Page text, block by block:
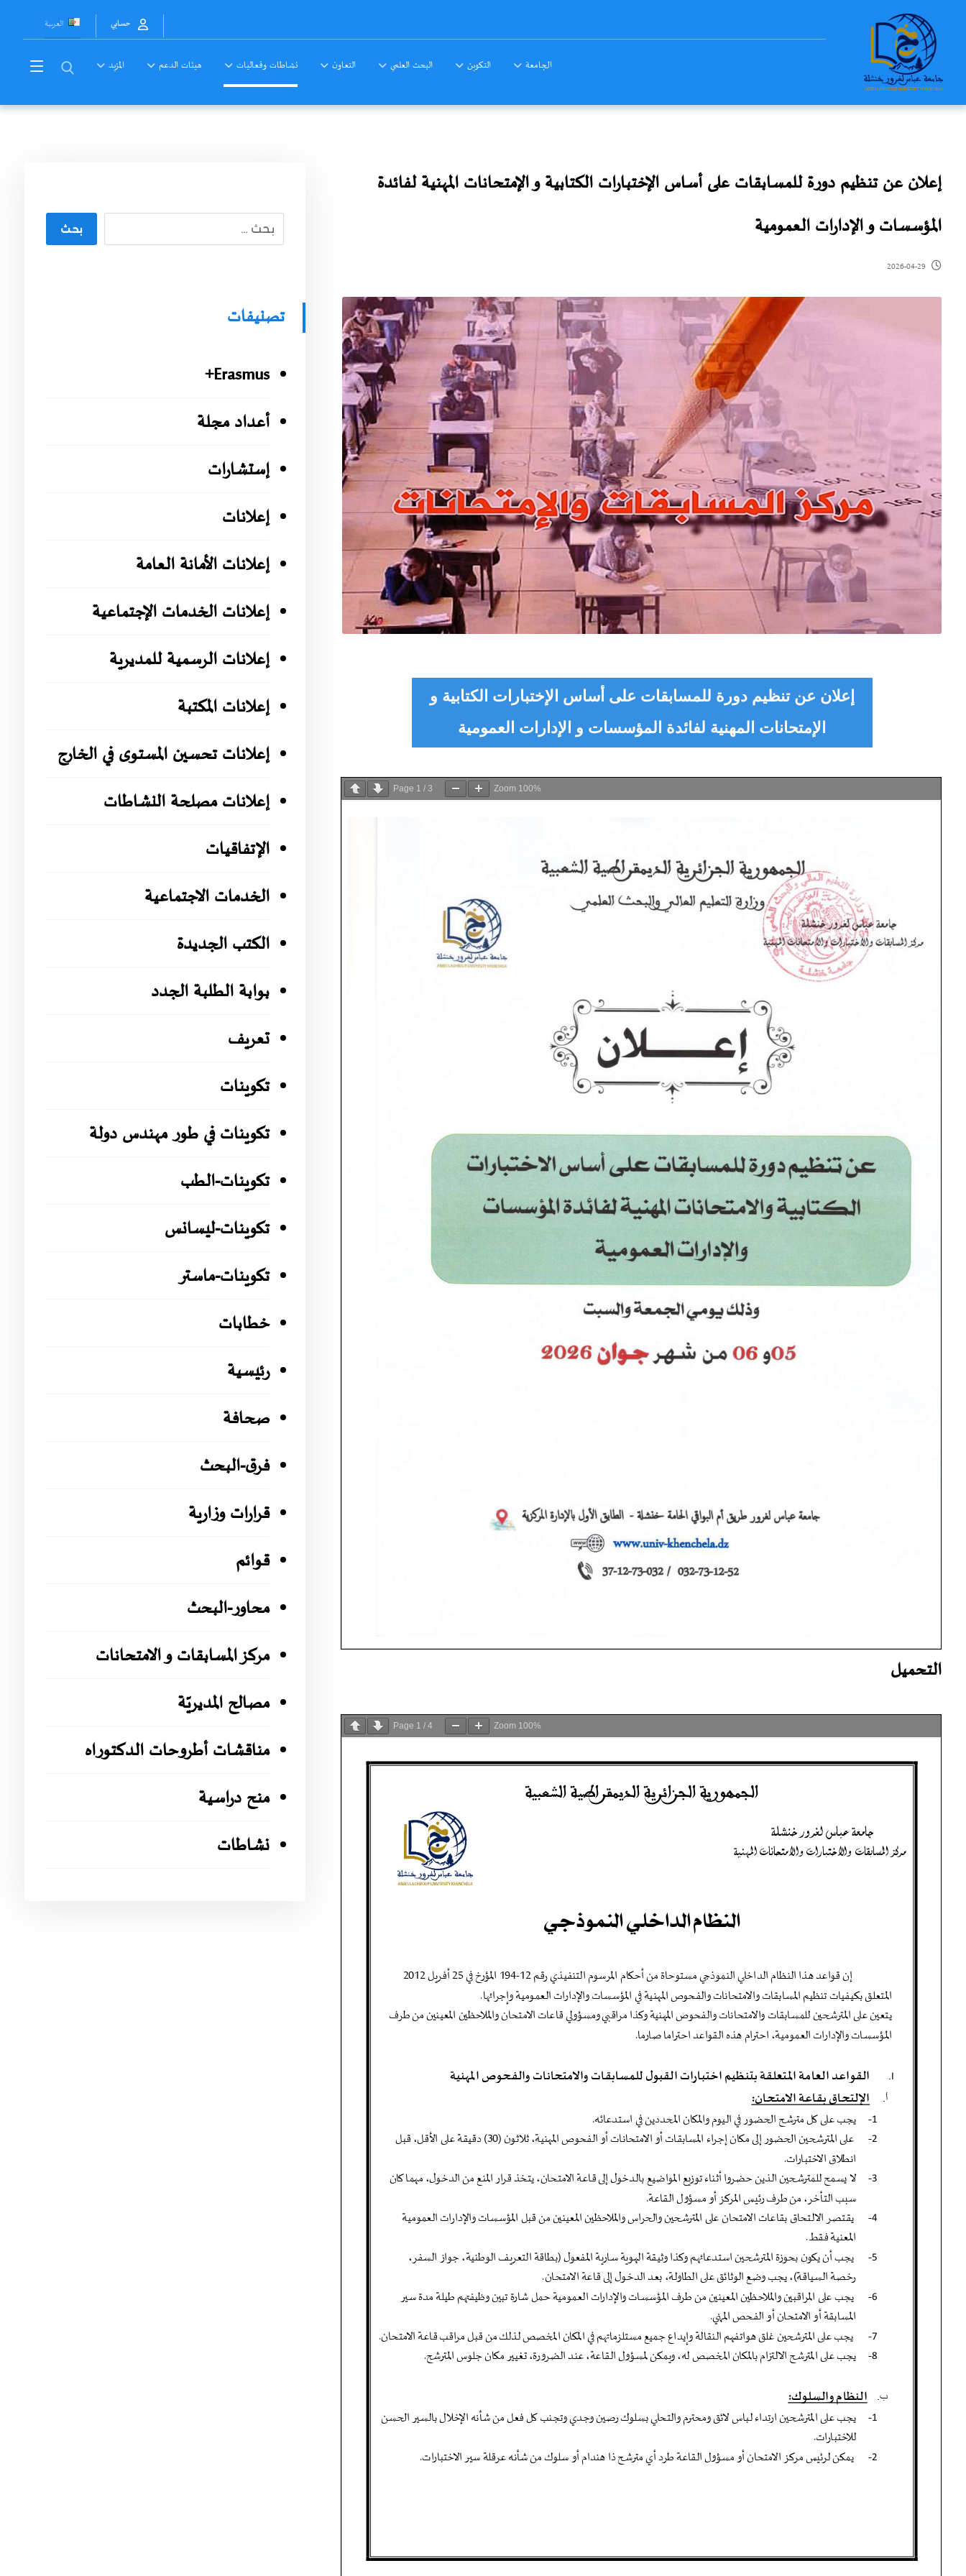
العربية حسابي
الجامعة التكوين البحث العلمي التعاون نشاطات وفعاليات هيئات الدعم المزيد
إعلان عن تنظيم دورة للمسابقات على أساس الإختبارات الكتابية و الإمتحانات المهنية لفائدة
المؤسسات و الإدارات العمومية
2026-04-29
إعلان عن تنظيم دورة للمسابقات على أساس الإختبارات الكتابية و
الإمتحانات المهنية لفائدة المؤسسات و الإدارات العمومية
Page 1 /3 Zoom 100%
التحميل
Page 1 /4 Zoom 100%
بحث
تصنيفات
Erasmus+
أعداد مجلة
إستشارات
إعلانات
إعلانات الأمانة العامة
إعلانات الخدمات الإجتماعية
إعلانات الرسمية للمديرية
إعلانات المكتبة
إعلانات تحسين المستوى في الخارج
إعلانات مصلحة النشاطات
الإتفاقيات
الخدمات الاجتماعية
الكتب الجديدة
بوابة الطلبة الجدد
تعريف
تكوينات
تكوينات في طور مهندس دولة
تكوينات-الطب
تكوينات-ليسانس
تكوينات-ماستر
خطابات
رئيسية
صحافة
فرق-البحث
قرارات وزارية
قوائم
محاور-البحث
مركز المسابقات و الامتحانات
مصالح المديريّة
مناقشات أطروحات الدكتوراه
منح دراسية
نشاطات